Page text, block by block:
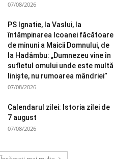
07/08/2026
PS Ignatie, la Vaslui, la
întâmpinarea Icoanei făcătoare
de minuni a Maicii Domnului, de
la Hadâmbu: „Dumnezeu vine în
sufletul omului unde este multă
liniște, nu rumoarea mândriei”
07/08/2026
Calendarul zilei: Istoria zilei de
7 august
07/08/2026